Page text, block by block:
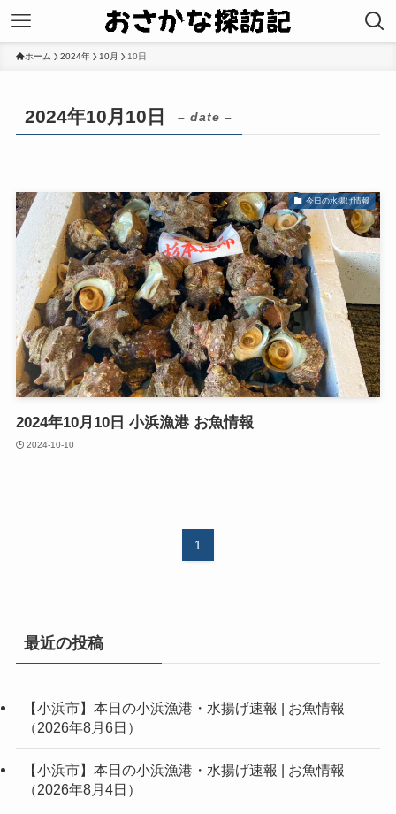
ホーム 2024年 10月 10日
2024年10月10日 – date –
今日の水揚げ情報
2024年10月10日 小浜漁港 お魚情報
2024-10-10
1
最近の投稿
【小浜市】本日の小浜漁港・水揚げ速報 | お魚情報
（2026年8月6日）
【小浜市】本日の小浜漁港・水揚げ速報 | お魚情報
（2026年8月4日）